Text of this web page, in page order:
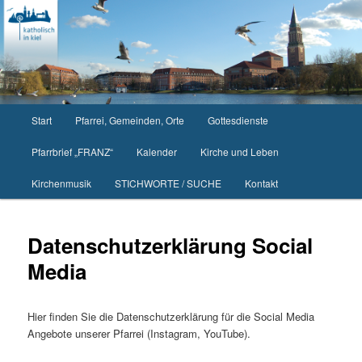
Zum
primären
Inhalt
springen
Start Pfarrei, Gemeinden, Orte Gottesdienste
Pfarrbrief „FRANZ“ Kalender Kirche und Leben
Kirchenmusik STICHWORTE / SUCHE Kontakt
Datenschutzerklärung Social
Media
Hier finden Sie die Datenschutzerklärung für die Social Media
Angebote unserer Pfarrei (Instagram, YouTube).